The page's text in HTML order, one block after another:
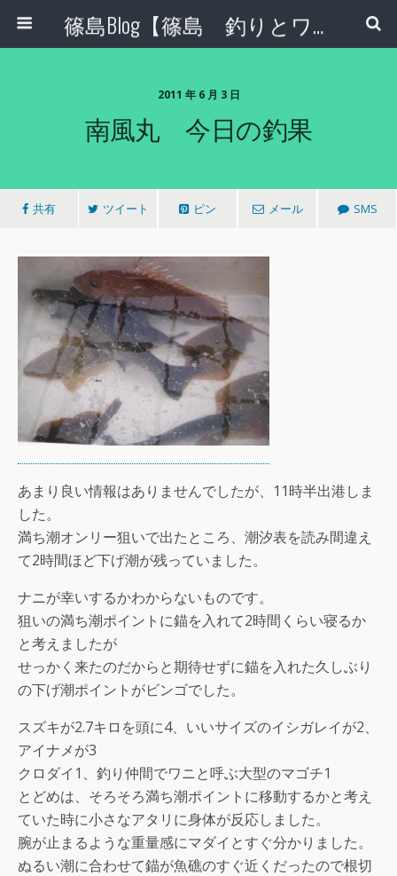
篠島Blog【篠島 釣りとワンコとエコな日々】
2011 年 6 月 3 日
南風丸 今日の釣果
共有 ツイート ピン メール SMS
あまり良い情報はありませんでしたが、11時半出港しま
した。
満ち潮オンリー狙いで出たところ、潮汐表を読み間違え
て2時間ほど下げ潮が残っていました。
ナニが幸いするかわからないものです。
狙いの満ち潮ポイントに錨を入れて2時間くらい寝るか
と考えましたが
せっかく来たのだからと期待せずに錨を入れた久しぶり
の下げ潮ポイントがビンゴでした。
スズキが2.7キロを頭に4、いいサイズのイシガレイが2、
アイナメが3
クロダイ1、釣り仲間でワニと呼ぶ大型のマゴチ1
とどめは、そろそろ満ち潮ポイントに移動するかと考え
ていた時に小さなアタリに身体が反応しました。
腕が止まるような重量感にマダイとすぐ分かりました。
ぬるい潮に合わせて錨が魚礁のすぐ近くだったので根切